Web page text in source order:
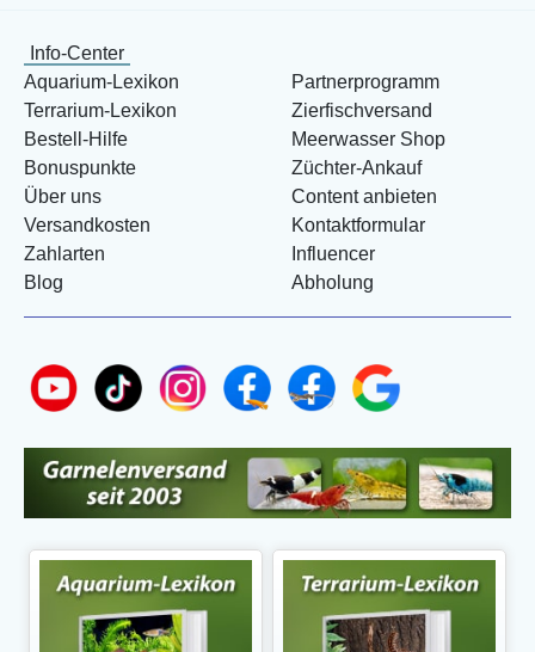
Info-Center
Aquarium-Lexikon
Terrarium-Lexikon
Bestell-Hilfe
Bonuspunkte
Über uns
Versandkosten
Zahlarten
Blog
Partnerprogramm
Zierfischversand
Meerwasser Shop
Züchter-Ankauf
Content anbieten
Kontaktformular
Influencer
Abholung